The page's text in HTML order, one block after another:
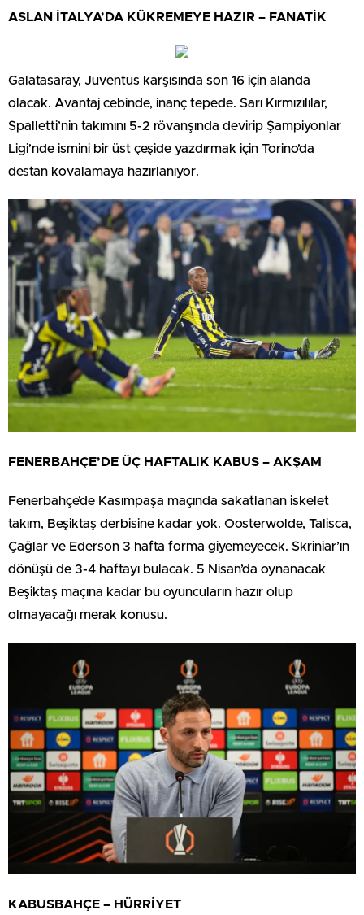
ASLAN İTALYA’DA KÜKREMEYE HAZIR – FANATİK
Galatasaray, Juventus karşısında son 16 için alanda
olacak. Avantaj cebinde, inanç tepede. Sarı Kırmızılılar,
Spalletti’nin takımını 5-2 rövanşında devirip Şampiyonlar
Ligi’nde ismini bir üst çeşide yazdırmak için Torino’da
destan kovalamaya hazırlanıyor.
FENERBAHÇE’DE ÜÇ HAFTALIK KABUS – AKŞAM
Fenerbahçe’de Kasımpaşa maçında sakatlanan iskelet
takım, Beşiktaş derbisine kadar yok. Oosterwolde, Talisca,
Çağlar ve Ederson 3 hafta forma giyemeyecek. Skriniar’ın
dönüşü de 3-4 haftayı bulacak. 5 Nisan’da oynanacak
Beşiktaş maçına kadar bu oyuncuların hazır olup
olmayacağı merak konusu.
KABUSBAHÇE – HÜRRİYET